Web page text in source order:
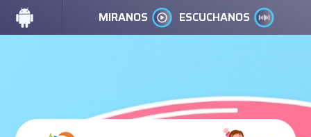
MIRANOS ESCUCHANOS